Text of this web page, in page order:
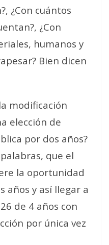
¿Con cuántos
¿Con
humanos y
Bien dicen
modificación
elección de
por dos años?
que el
la oportunidad
años y así llegar a
de 4 años con
por única vez